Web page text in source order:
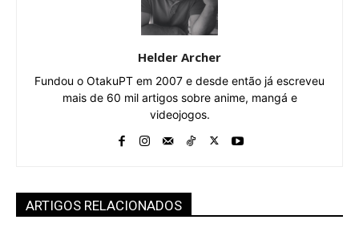
Helder Archer
Fundou o OtakuPT em 2007 e desde então já escreveu
mais de 60 mil artigos sobre anime, mangá e
videojogos.
ARTIGOS RELACIONADOS